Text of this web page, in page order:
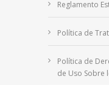
Reglamento
Política de
Política de
de Uso Sobre